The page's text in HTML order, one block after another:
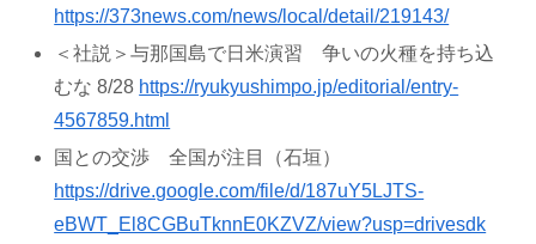
https://373news.com/news/local/detail/219143/
＜社説＞与那国島で日米演習 争いの火種を持ち込
むな 8/28 https://ryukyushimpo.jp/editorial/entry-
4567859.html
国との交渉 全国が注目（石垣）
https://drive.google.com/file/d/187uY5LJTS-
eBWT_El8CGBuTknnE0KZVZ/view?usp=drivesdk